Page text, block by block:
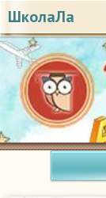
ШколаЛа